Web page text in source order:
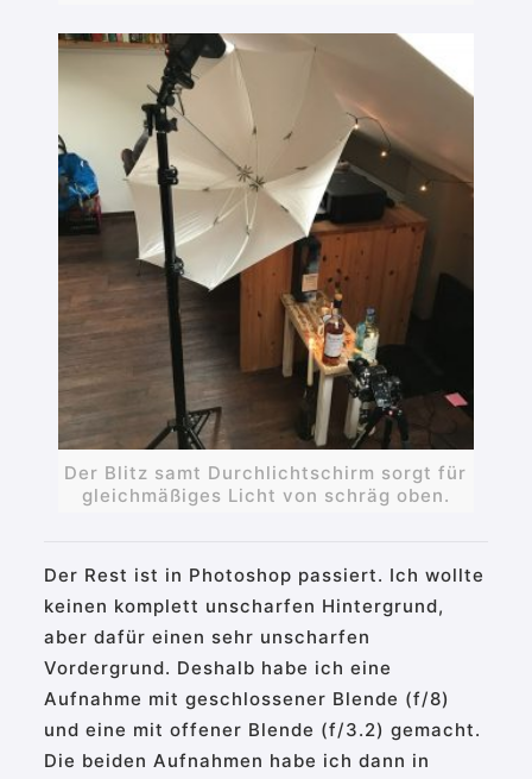
Der Blitz samt Durchlichtschirm sorgt für
gleichmäßiges Licht von schräg oben.
Der Rest ist in Photoshop passiert. Ich wollte
keinen komplett unscharfen Hintergrund,
aber dafür einen sehr unscharfen
Vordergrund. Deshalb habe ich eine
Aufnahme mit geschlossener Blende (f/8)
und eine mit offener Blende (f/3.2) gemacht.
Die beiden Aufnahmen habe ich dann in